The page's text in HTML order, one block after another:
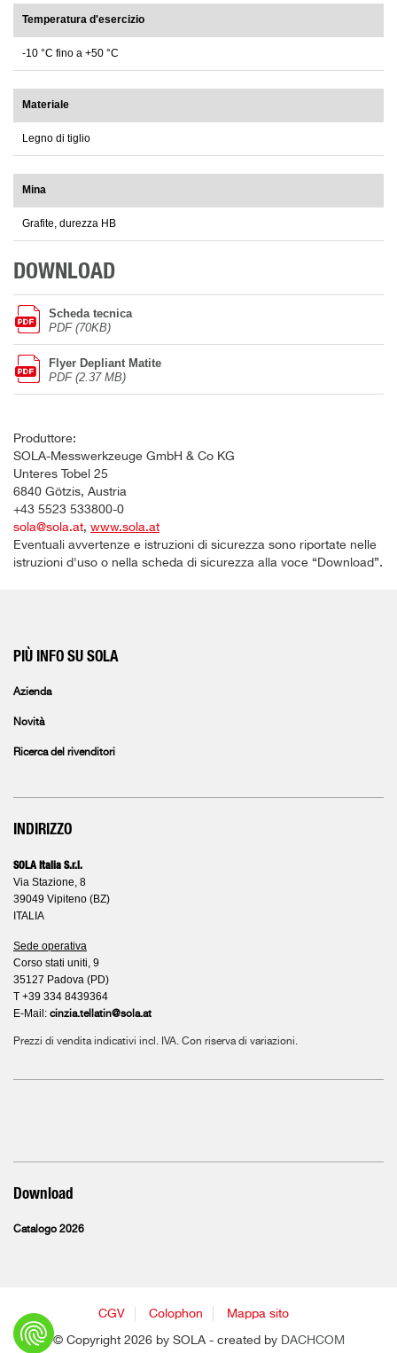
Temperatura d'esercizio
-10 °C fino a +50 °C
Materiale
Legno di tiglio
Mina
Grafite, durezza HB
DOWNLOAD
Scheda tecnica
PDF (70KB)
Flyer Depliant Matite
PDF (2.37 MB)
Produttore:
SOLA-Messwerkzeuge GmbH & Co KG
Unteres Tobel 25
6840 Götzis, Austria
+43 5523 533800-0
sola@sola.at, www.sola.at
Eventuali avvertenze e istruzioni di sicurezza sono riportate nelle
istruzioni d'uso o nella scheda di sicurezza alla voce “Download”.
PIÙ INFO SU SOLA
Azienda
Novità
Ricerca del rivenditori
INDIRIZZO
SOLA Italia S.r.l.
Via Stazione, 8
39049 Vipiteno (BZ)
ITALIA
Sede operativa
Corso stati uniti, 9
35127 Padova (PD)
T +39 334 8439364
E-Mail: cinzia.tellatin@sola.at
Prezzi di vendita indicativi incl. IVA. Con riserva di variazioni.
Download
Catalogo 2026
CGV Colophon Mappa sito
© Copyright 2026 by SOLA - created by DACHCOM